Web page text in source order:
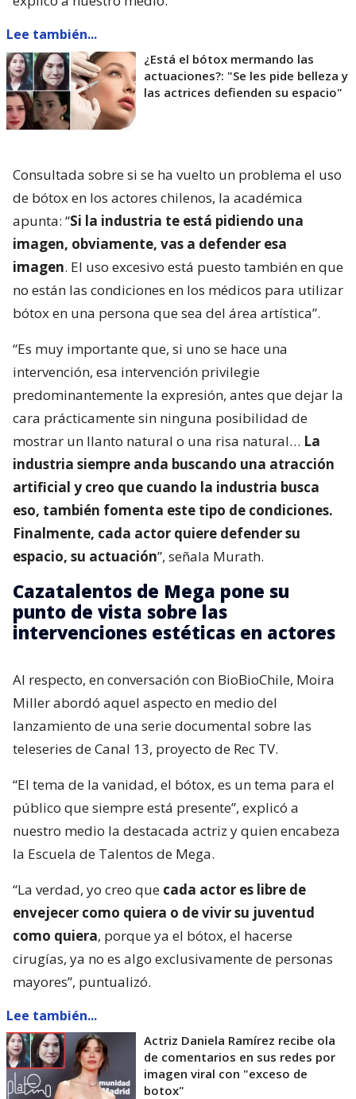
Lee también...
¿Está el bótox mermando las
actuaciones?: "Se les pide belleza y
las actrices defienden su espacio"
Consultada sobre si se ha vuelto un problema el uso
de bótox en los actores chilenos, la académica
apunta: “Si la industria te está pidiendo una
imagen, obviamente, vas a defender esa
imagen. El uso excesivo está puesto también en que
no están las condiciones en los médicos para utilizar
bótox en una persona que sea del área artística”.
“Es muy importante que, si uno se hace una
intervención, esa intervención privilegie
predominantemente la expresión, antes que dejar la
cara prácticamente sin ninguna posibilidad de
mostrar un llanto natural o una risa natural… La
industria siempre anda buscando una atracción
artificial y creo que cuando la industria busca
eso, también fomenta este tipo de condiciones.
Finalmente, cada actor quiere defender su
espacio, su actuación”, señala Murath.
Cazatalentos de Mega pone su
punto de vista sobre las
intervenciones estéticas en actores
Al respecto, en conversación con BioBioChile, Moira
Miller abordó aquel aspecto en medio del
lanzamiento de una serie documental sobre las
teleseries de Canal 13, proyecto de Rec TV.
“El tema de la vanidad, el bótox, es un tema para el
público que siempre está presente”, explicó a
nuestro medio la destacada actriz y quien encabeza
la Escuela de Talentos de Mega.
“La verdad, yo creo que cada actor es libre de
envejecer como quiera o de vivir su juventud
como quiera, porque ya el bótox, el hacerse
cirugías, ya no es algo exclusivamente de personas
mayores”, puntualizó.
Lee también...
Actriz Daniela Ramírez recibe ola
de comentarios en sus redes por
imagen viral con "exceso de
botox"